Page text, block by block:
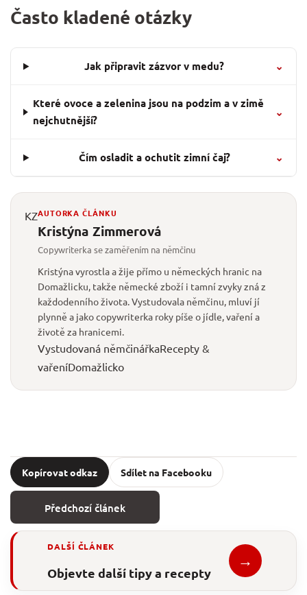
Často kladené otázky
Jak připravit zázvor v medu? ⌄
Které ovoce a zelenina jsou na podzim a v zimě
nejchutnější?
⌄
Čím osladit a ochutit zimní čaj? ⌄
KZAUTORKA ČLÁNKU
Kristýna Zimmerová
Copywriterka se zaměřením na němčinu
Kristýna vyrostla a žije přímo u německých hranic na
Domažlicku, takže německé zboží i tamní zvyky zná z
každodenního života. Vystudovala němčinu, mluví jí
plynně a jako copywriterka roky píše o jídle, vaření a
životě za hranicemi.
Vystudovaná němčinářkaRecepty &
vařeníDomažlicko
Kopírovat odkaz Sdílet na Facebooku
Předchozí článek
DALŠÍ ČLÁNEK
Objevte další tipy a recepty
→